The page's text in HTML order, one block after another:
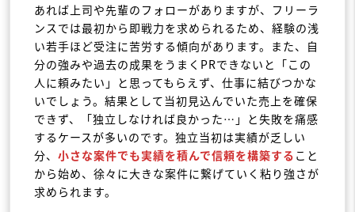
あれば上司や先輩のフォローがありますが、フリーラ
ンスでは最初から即戦力を求められるため、経験の浅
い若手ほど受注に苦労する傾向があります。また、自
分の強みや過去の成果をうまくPRできないと「この
人に頼みたい」と思ってもらえず、仕事に結びつかな
いでしょう。結果として当初見込んでいた売上を確保
できず、「独立しなければ良かった…」と失敗を痛感
するケースが多いのです。独立当初は実績が乏しい
分、 小さな案件でも実績を積んで信頼を構築する こと
から始め、徐々に大きな案件に繋げていく粘り強さが
求められます。